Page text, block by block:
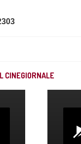
CINEGIORNALE